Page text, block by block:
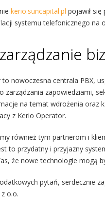
kerio.suncapital.pl pojawił
systemu telefonicznego na
nowoczesna centrala PBX,
zarządzania zapowiedziami,
na temat wdrożenia oraz
z Kerio Operator.
również tym partnerom i
to przydatny i przyjazny
że nowe technologie mogą
pytań, serdecznie
o.o.